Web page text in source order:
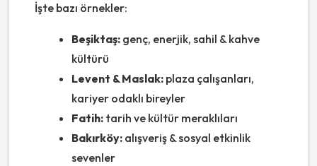
İşte bazı örnekler:
Beşiktaş: genç, enerjik, sahil & kahve
kültürü
Levent & Maslak: plaza çalışanları,
kariyer odaklı bireyler
Fatih: tarih ve kültür meraklıları
Bakırköy: alışveriş & sosyal etkinlik
sevenler